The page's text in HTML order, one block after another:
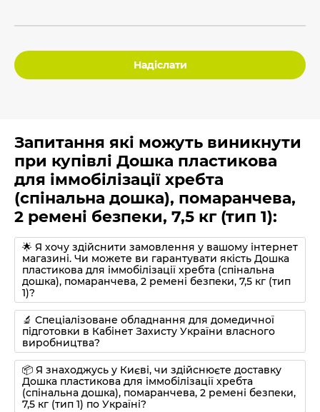
Надіслати
Запитання які можуть виникнути
при купівлі Дошка пластикова
для іммобілізації хребта
(спінальна дошка), помаранчева,
2 ремені безпеки, 7,5 кг (тип 1):
🌟 Я хочу здійснити замовлення у вашому інтернет
магазині. Чи можете ви гарантувати якість Дошка
пластикова для іммобілізації хребта (спінальна
дошка), помаранчева, 2 ремені безпеки, 7,5 кг (тип
1)?
🔬 Спеціалізоване обладнання для домедичної
підготовки в Кабінет Захисту України власного
виробництва?
📦 Я знаходжусь у Києві, чи здійснюєте доставку
Дошка пластикова для іммобілізації хребта
(спінальна дошка), помаранчева, 2 ремені безпеки,
7,5 кг (тип 1) по Україні?